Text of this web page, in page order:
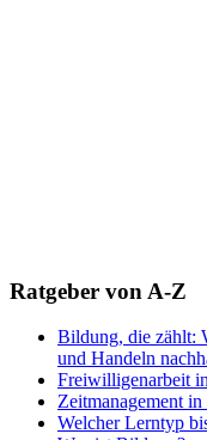
Ratgeber von A-Z
Bildung, die zählt:
und Handeln
Freiwilligenarbeit
Zeitmanagement
Welcher Lerntyp